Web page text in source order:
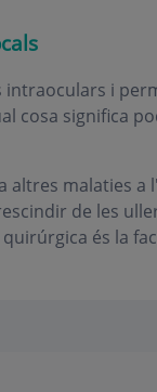
i
cosa significa
altres malaties
de les
és la